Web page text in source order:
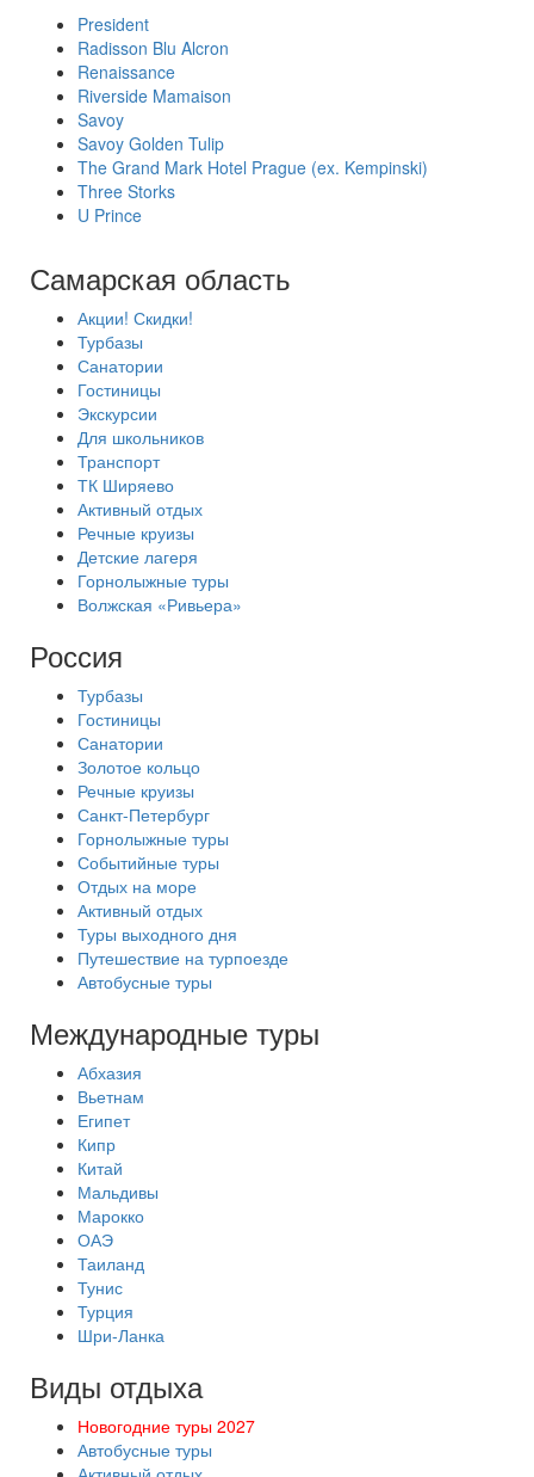
President
Radisson Blu Alcron
Renaissance
Riverside Mamaison
Savoy
Savoy Golden Tulip
The Grand Mark Hotel Prague (ex. Kempinski)
Three Storks
U Prince
Самарская область
Акции! Скидки!
Турбазы
Санатории
Гостиницы
Экскурсии
Для школьников
Транспорт
ТК Ширяево
Активный отдых
Речные круизы
Детские лагеря
Горнолыжные туры
Волжская «Ривьера»
Россия
Турбазы
Гостиницы
Санатории
Золотое кольцо
Речные круизы
Санкт-Петербург
Горнолыжные туры
Событийные туры
Отдых на море
Активный отдых
Туры выходного дня
Путешествие на турпоезде
Автобусные туры
Международные туры
Абхазия
Вьетнам
Египет
Кипр
Китай
Мальдивы
Марокко
ОАЭ
Таиланд
Тунис
Турция
Шри-Ланка
Виды отдыха
Новогодние туры 2027
Автобусные туры